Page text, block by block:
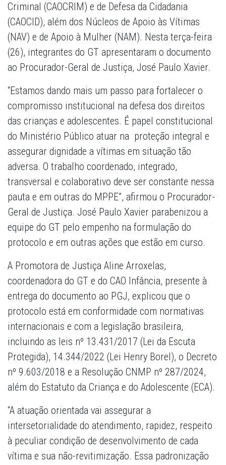
Criminal (CAOCRIM) e de Defesa da Cidadania
(CAOCID), além dos Núcleos de Apoio às Vítimas
(NAV) e de Apoio à Mulher (NAM). Nesta terça-feira
(26), integrantes do GT apresentaram o documento
ao Procurador-Geral de Justiça, José Paulo Xavier.
“Estamos dando mais um passo para fortalecer o
compromisso institucional na defesa dos direitos
das crianças e adolescentes. É papel constitucional
do Ministério Público atuar na proteção integral e
assegurar dignidade a vítimas em situação tão
adversa. O trabalho coordenado, integrado,
transversal e colaborativo deve ser constante nessa
pauta e em outras do MPPE”, afirmou o Procurador-
Geral de Justiça. José Paulo Xavier parabenizou a
equipe do GT pelo empenho na formulação do
protocolo e em outras ações que estão em curso.
A Promotora de Justiça Aline Arroxelas,
coordenadora do GT e do CAO Infância, presente à
entrega do documento ao PGJ, explicou que o
protocolo está em conformidade com normativas
internacionais e com a legislação brasileira,
incluindo as leis nº 13.431/2017 (Lei da Escuta
Protegida), 14.344/2022 (Lei Henry Borel), o Decreto
nº 9.603/2018 e a Resolução CNMP nº 287/2024,
além do Estatuto da Criança e do Adolescente (ECA).
“A atuação orientada vai assegurar a
intersetorialidade do atendimento, rapidez, respeito
à peculiar condição de desenvolvimento de cada
vítima e sua não-revitimização. Essa padronização